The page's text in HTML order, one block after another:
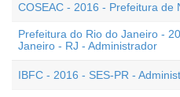
COSEAC - 2016 - Prefeitura de
Prefeitura do Rio do Janeiro -
Janeiro - RJ - Administrador
IBFC - 2016 - SES-PR -